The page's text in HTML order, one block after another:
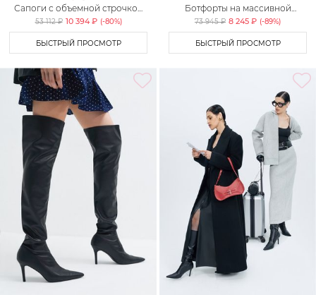
Сапоги с объемной строчкой
Lera Nena Unreal
53 112 ₽ 10 394 ₽ (-80%)
БЫСТРЫЙ ПРОСМОТР
Ботфорты на массивной
подошве Lera Nena Unreal
73 945 ₽ 8 245 ₽ (-89%)
БЫСТРЫЙ ПРОСМОТР